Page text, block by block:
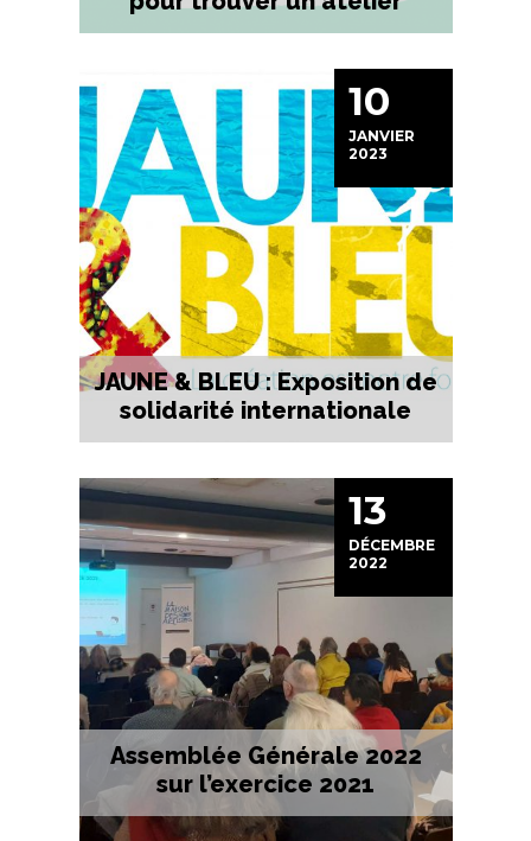
10
JANVIER
2023
JAUNE & BLEU : Exposition de
solidarité internationale
13
DÉCEMBRE
2022
Assemblée Générale 2022
sur l’exercice 2021